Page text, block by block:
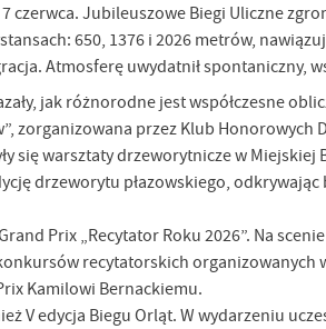
czerwca. Jubileuszowe Biegi Uliczne
650, 1376 i 2026 metrów,
Atmosferę uwydatnił spontaniczny,
jak różnorodne jest współczesne
zorganizowana przez Klub Honorowych
się warsztaty drzeworytnicze w
drzeworytu płazowskiego,
Prix „Recytator Roku 2026”. Na
recytatorskich organizowanych
Kamilowi Bernackiemu.
V edycja Biegu Orląt. W wydarzeniu